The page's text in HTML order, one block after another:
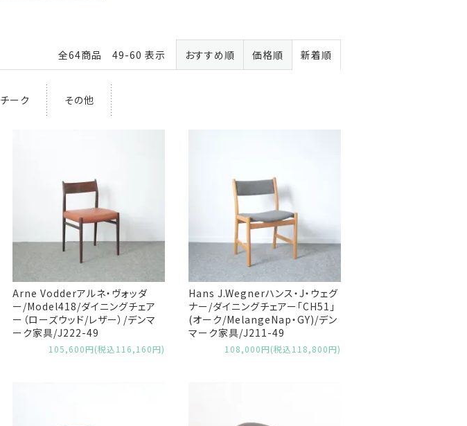
全64商品 49-60 表示 おすすめ順 価格順 新着順
チーク その他
Arne Vodderアルネ・ヴォッダ
ー/Model418/ダイニングチェア
ー（ローズウッド/レザー）/デンマ
ーク家具/J222-49
105,600円(税込116,160円)
Hans J.Wegnerハンス・J・ウェグ
ナー/ダイニングチェアー「CH51」
(オーク/MelangeNap・GY)/デン
マーク家具/J211-49
108,000円(税込118,800円)